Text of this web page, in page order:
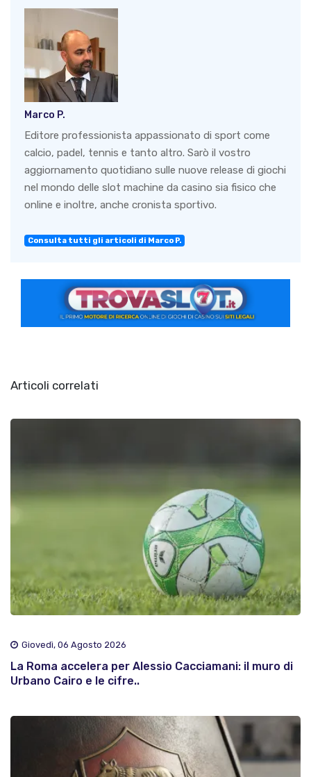
Marco P.
Editore professionista appassionato di sport come
calcio, padel, tennis e tanto altro. Sarò il vostro
aggiornamento quotidiano sulle nuove release di giochi
nel mondo delle slot machine da casino sia fisico che
online e inoltre, anche cronista sportivo.
Consulta tutti gli articoli di Marco P.
Articoli correlati
Giovedì, 06 Agosto 2026
La Roma accelera per Alessio Cacciamani: il muro di
Urbano Cairo e le cifre..